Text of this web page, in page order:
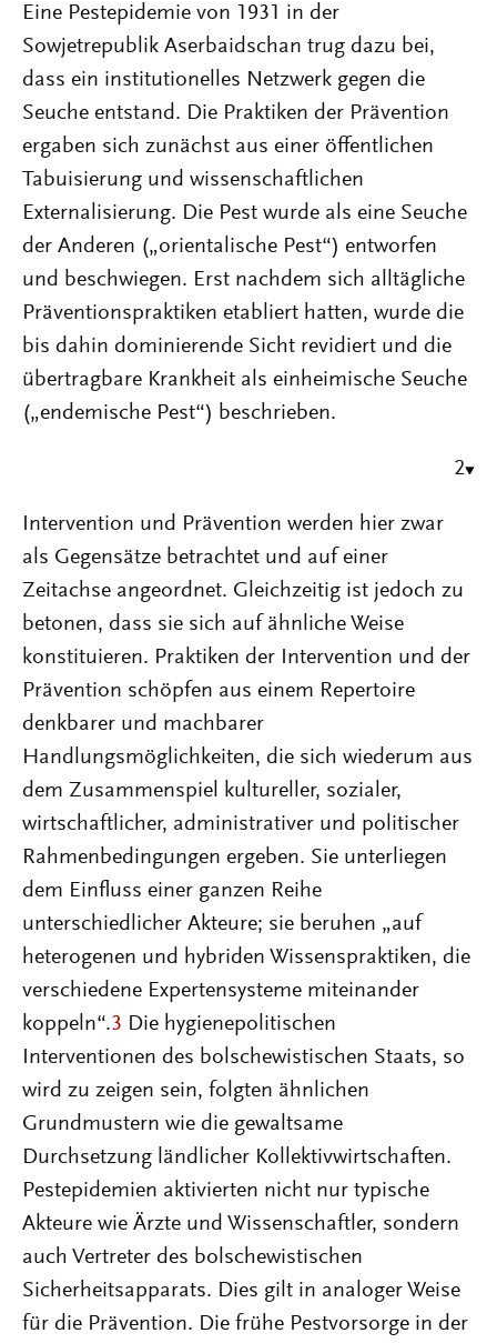
Eine Pestepidemie von 1931 in der
Sowjetrepublik Aserbaidschan trug dazu bei,
dass ein institutionelles Netzwerk gegen die
Seuche entstand. Die Praktiken der Prävention
ergaben sich zunächst aus einer öffentlichen
Tabuisierung und wissenschaftlichen
Externalisierung. Die Pest wurde als eine Seuche
der Anderen („orientalische Pest“) entworfen
und beschwiegen. Erst nachdem sich alltägliche
Präventionspraktiken etabliert hatten, wurde die
bis dahin dominierende Sicht revidiert und die
übertragbare Krankheit als einheimische Seuche
(„endemische Pest“) beschrieben.
2
Intervention und Prävention werden hier zwar
als Gegensätze betrachtet und auf einer
Zeitachse angeordnet. Gleichzeitig ist jedoch zu
betonen, dass sie sich auf ähnliche Weise
konstituieren. Praktiken der Intervention und der
Prävention schöpfen aus einem Repertoire
denkbarer und machbarer
Handlungsmöglichkeiten, die sich wiederum aus
dem Zusammenspiel kultureller, sozialer,
wirtschaftlicher, administrativer und politischer
Rahmenbedingungen ergeben. Sie unterliegen
dem Einfluss einer ganzen Reihe
unterschiedlicher Akteure; sie beruhen „auf
heterogenen und hybriden Wissenspraktiken, die
verschiedene Expertensysteme miteinander
koppeln“.3 Die hygienepolitischen
Interventionen des bolschewistischen Staats, so
wird zu zeigen sein, folgten ähnlichen
Grundmustern wie die gewaltsame
Durchsetzung ländlicher Kollektivwirtschaften.
Pestepidemien aktivierten nicht nur typische
Akteure wie Ärzte und Wissenschaftler, sondern
auch Vertreter des bolschewistischen
Sicherheitsapparats. Dies gilt in analoger Weise
für die Prävention. Die frühe Pestvorsorge in der